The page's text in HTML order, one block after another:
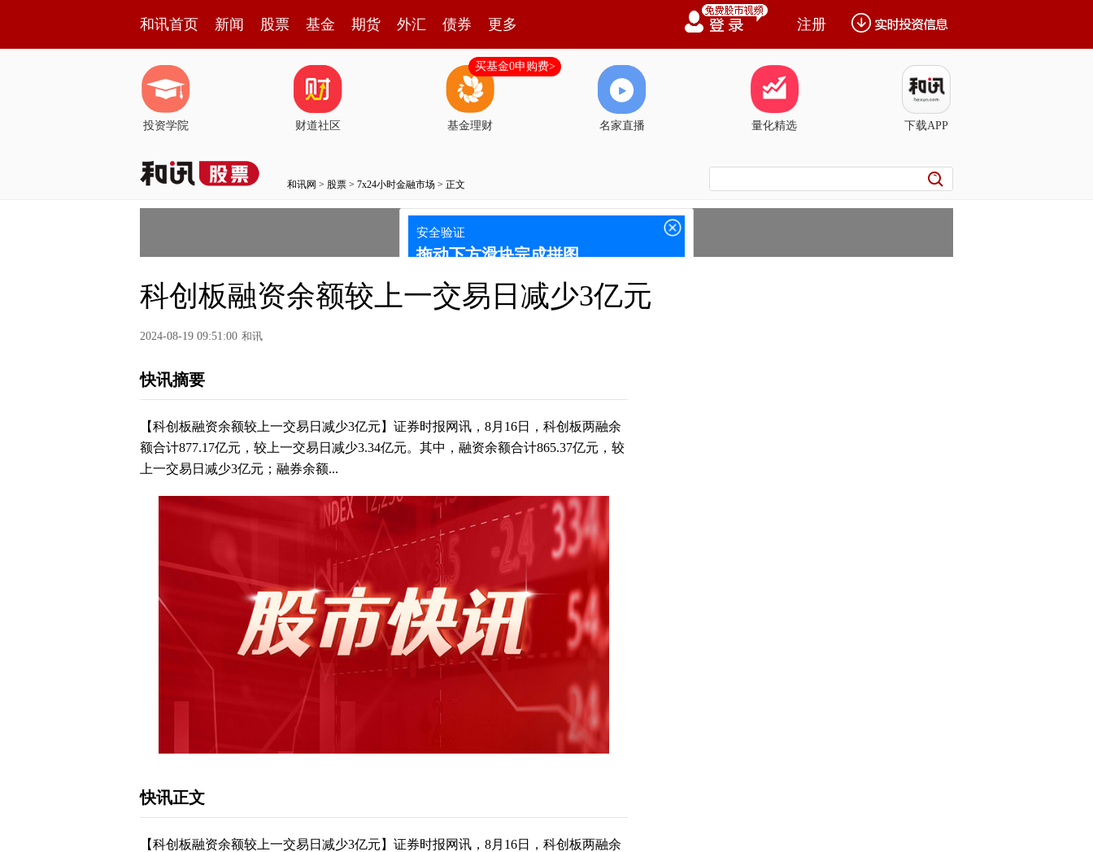
和讯首页 新闻 股票 基金 期货 外汇 债券 更多 注册
投资学院 财道社区 基金理财
买基金0申购费>
名家直播 量化精选 下载APP
和讯网 > 股票 > 7x24小时金融市场 > 正文
科创板融资余额较上一交易日减少3亿元
2024-08-19 09:51:00 和讯
快讯摘要
【科创板融资余额较上一交易日减少3亿元】证券时报网讯，8月16日，科创板两融余
额合计877.17亿元，较上一交易日减少3.34亿元。其中，融资余额合计865.37亿元，较
上一交易日减少3亿元；融券余额...
快讯正文
【科创板融资余额较上一交易日减少3亿元】证券时报网讯，8月16日，科创板两融余